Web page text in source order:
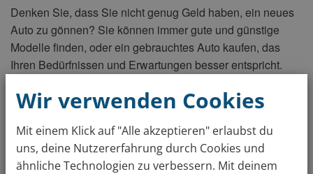
Denken Sie, dass Sie nicht genug Geld haben, ein neues
Auto zu gönnen? Sie können immer gute und günstige
Modelle finden, oder ein gebrauchtes Auto kaufen, das
Ihren Bedürfnissen und Erwartungen besser entspricht.
Sie Ihr aktuelles Auto verkaufen. Fangen Sie schon mal mit
machen, was Sie vom Verkauf Ihres Autos bekommen
können.
Wir verwenden Cookies
Mit einem Klick auf "Alle akzeptieren" erlaubst du
uns, deine Nutzererfahrung durch Cookies und
ähnliche Technologien zu verbessern. Mit deinem